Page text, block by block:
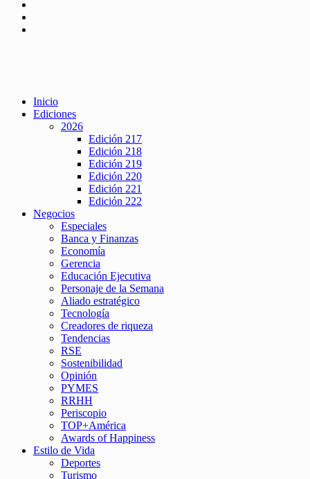
Inicio
Ediciones
2026
Edición 217
Edición 218
Edición 219
Edición 220
Edición 221
Edición 222
Negocios
Especiales
Banca y Finanzas
Economía
Gerencia
Educación Ejecutiva
Personaje de la Semana
Aliado estratégico
Tecnología
Creadores de riqueza
Tendencias
RSE
Sostenibilidad
Opinión
PYMES
RRHH
Periscopio
TOP+América
Awards of Happiness
Estilo de Vida
Deportes
Turismo